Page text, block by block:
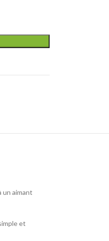
un aimant
et